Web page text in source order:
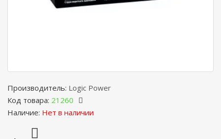
Производитель: Logic Power
Код товара: 21260
Наличие: Нет в наличии